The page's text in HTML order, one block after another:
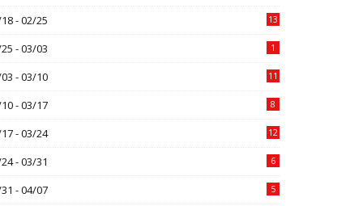
- 02/25 13
- 03/03 1
- 03/10 11
- 03/17 8
- 03/24 12
- 03/31 6
- 04/07 5